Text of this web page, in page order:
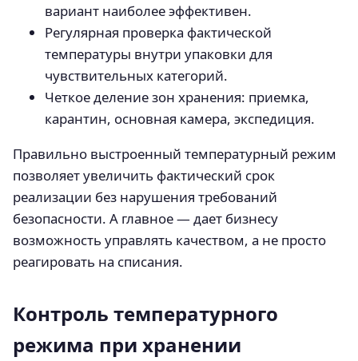
вариант наиболее эффективен.
Регулярная проверка фактической
температуры внутри упаковки для
чувствительных категорий.
Четкое деление зон хранения: приемка,
карантин, основная камера, экспедиция.
Правильно выстроенный температурный режим
позволяет увеличить фактический срок
реализации без нарушения требований
безопасности. А главное — дает бизнесу
возможность управлять качеством, а не просто
реагировать на списания.
Контроль температурного
режима при хранении